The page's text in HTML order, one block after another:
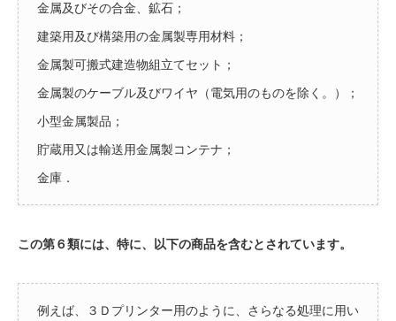
金属及びその合金、鉱石；
建築用及び構築用の金属製専用材料；
金属製可搬式建造物組立てセット；
金属製のケーブル及びワイヤ（電気用のものを除く。）；
小型金属製品；
貯蔵用又は輸送用金属製コンテナ；
金庫．
この第６類には、特に、以下の商品を含むとされています。
例えば、３Ｄプリンター用のように、さらなる処理に用い